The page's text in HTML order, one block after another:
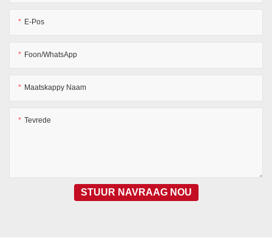
E-Pos
Foon/WhatsApp
Maatskappy Naam
Tevrede
STUUR NAVRAAG NOU